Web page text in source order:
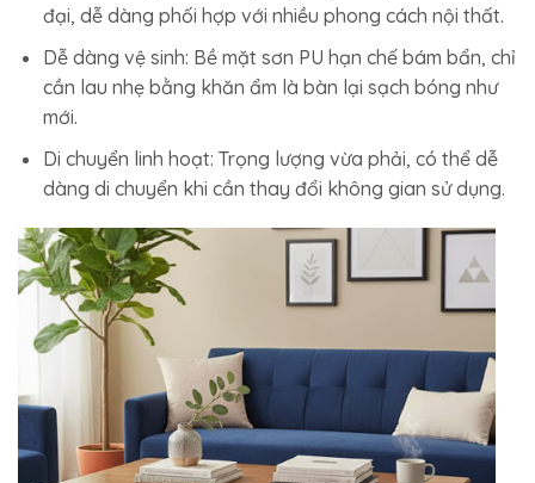
đại, dễ dàng phối hợp với nhiều phong cách nội thất.
Dễ dàng vệ sinh: Bề mặt sơn PU hạn chế bám bẩn, chỉ
cần lau nhẹ bằng khăn ẩm là bàn lại sạch bóng như
mới.
Di chuyển linh hoạt: Trọng lượng vừa phải, có thể dễ
dàng di chuyển khi cần thay đổi không gian sử dụng.